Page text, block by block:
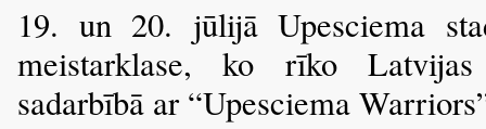
19. un 20. jūlijā Upesciema
meistarklase, ko rīko
sadarbībā ar “Upesciema